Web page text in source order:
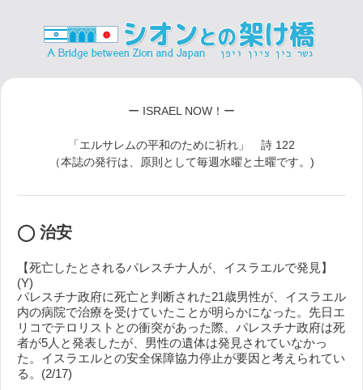
ー ISRAEL NOW！ー
「エルサレムの平和のために祈れ」 詩 122
（本誌の発行は、原則として毎週水曜と土曜です。)
◯ 治安
【死亡したとされるパレスチナ人が、イスラエルで発見】
(Y)
パレスチナ政府に死亡と判断された21歳男性が、イスラエル
内の病院で治療を受けていたことが明らかになった。先日エ
リコでテロリストとの衝突があった際、パレスチナ政府は死
者が5人と発表したが、男性の遺体は発見されていなかっ
た。イスラエルとの安全保障協力停止が要因と考えられてい
る。(2/17)